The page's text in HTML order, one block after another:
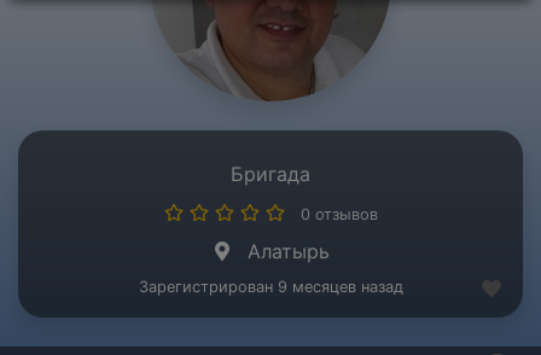
Бригада
0 отзывов
Алатырь
Зарегистрирован 9 месяцев назад